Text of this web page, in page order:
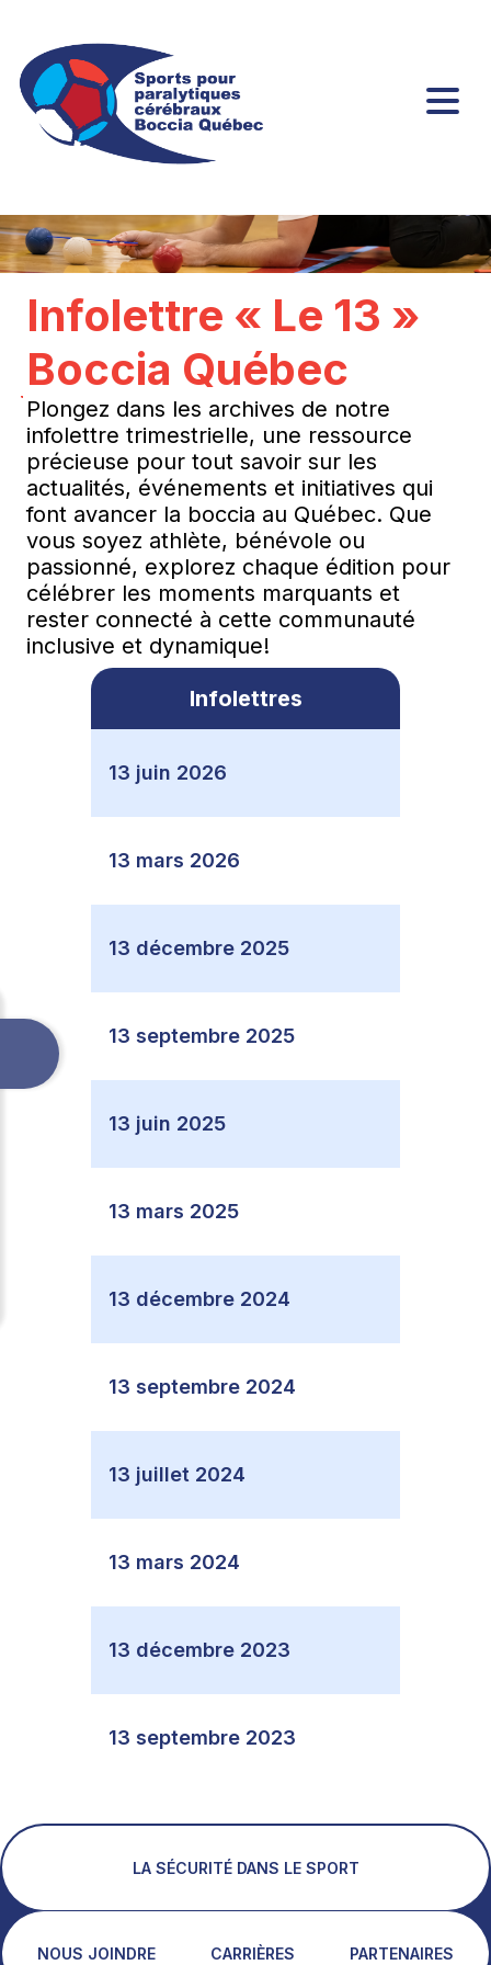
Infolettre « Le 13 »
Boccia Québec
Plongez dans les archives de notre
infolettre trimestrielle, une ressource
précieuse pour tout savoir sur les
actualités, événements et initiatives qui
font avancer la boccia au Québec. Que
vous soyez athlète, bénévole ou
passionné, explorez chaque édition pour
célébrer les moments marquants et
rester connecté à cette communauté
inclusive et dynamique!
Infolettres
13 juin 2026
13 mars 2026
13 décembre 2025
13 septembre 2025
13 juin 2025
13 mars 2025
13 décembre 2024
13 septembre 2024
13 juillet 2024
13 mars 2024
13 décembre 2023
13 septembre 2023
LA SÉCURITÉ DANS LE SPORT
NOUS JOINDRE CARRIÈRES PARTENAIRES